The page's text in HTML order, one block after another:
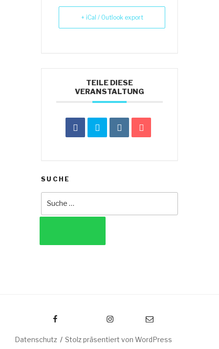
+ iCal / Outlook export
TEILE DIESE
VERANSTALTUNG
SUCHE
E-Mail
Datenschutz Stolz präsentiert von WordPress